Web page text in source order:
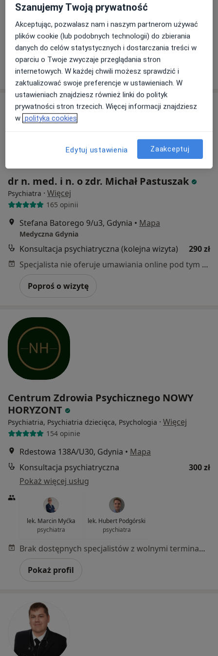
Aleja Niepodległości 754, Sopot•Mapa
Konsultacja psychiatryczna
350 zł
Poproś o wizytę
dr n. med. i n. o zdr. Michał Pastuszak
Psychiatra · Więcej
165 opinii
Stefana Batorego 9/u3, Gdynia • Mapa
Medyczna Gdynia
Konsultacja psychiatryczna (kolejna wizyta)
290 zł
Specjalista nie oferuje umawiania online pod tym adresem.
Poproś o wizytę
Centrum Zdrowia Psychicznego NOWY
HORYZONT
Psychiatria, Psychiatria dziecięca, Psychologia · Więcej
154 opinie
Rdestowa 138A/U30, Gdynia • Mapa
Konsultacja psychiatryczna
300 zł
Pokaż więcej usług
lek. Marcin Myćka
psychiatra
lek. Hubert Podgórski
psychiatra
Brak dostępnych specjalistów z wolnymi terminami w tym centrum medycznym.
Pokaż profil
Szanujemy Twoją prywatność
Akceptując, pozwalasz nam i naszym partnerom używać
plików cookie (lub podobnych technologii) do zbierania
danych do celów statystycznych i dostarczania treści w
oparciu o Twoje zwyczaje przeglądania stron
internetowych. W każdej chwili możesz sprawdzić i
zaktualizować swoje preferencje w ustawieniach. W
ustawieniach znajdziesz również linki do polityk
prywatności stron trzecich. Więcej informacji znajdziesz
w polityka cookies
Edytuj ustawienia Zaakceptuj